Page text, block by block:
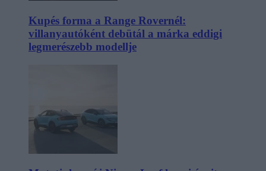
Kupés forma a Range Rovernél:
villanyautóként debütál a márka eddigi
legmerészebb modellje